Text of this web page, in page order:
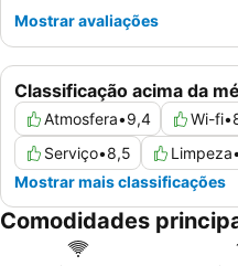
Classificação acima da
Atmosfera•9,4 Wi-fi•
Serviço•8,5 Limpeza•
Mostrar mais classificações
Mostrar avaliações
Comodidades